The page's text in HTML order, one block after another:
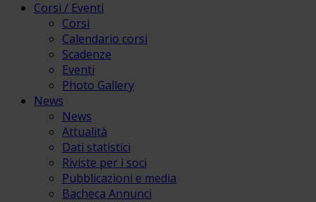
Corsi / Eventi
Corsi
Calendario corsi
Scadenze
Eventi
Photo Gallery
News
News
Attualità
Dati statistici
Riviste per i soci
Pubblicazioni e media
Bacheca Annunci